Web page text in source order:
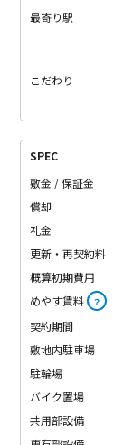
最寄り駅
こだわり
SPEC
敷金 / 保証金
償却
礼金
更新・再契約料
概算初期費用
めやす賃料 ？
契約期間
敷地内駐車場
駐輪場
バイク置場
共用部設備